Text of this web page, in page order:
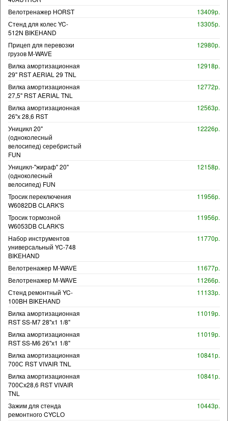
Велотренажер HORST
13409р.
Стенд для колес YC-
512N BIKEHAND
13305р.
Прицеп для перевозки
грузов M-WAVE
12980р.
Вилка амортизационная
29" RST AERIAL 29 TNL
12918р.
Вилка амортизационная
27,5" RST AERIAL TNL
12772р.
Вилка амортизационная
26"х 28,6 RST
12563р.
Уницикл 20"
(одноколесный
велосипед) серебристый
FUN
12226р.
Уницикл-"жираф" 20"
(одноколесный
велосипед) FUN
12158р.
Тросик переключения
W6082DB CLARK'S
11956р.
Тросик тормозной
W6053DB CLARK'S
11956р.
Набор инструментов
универсальный YC-748
BIKEHAND
11770р.
Велотренажер M-WAVE
11677р.
Велотренажер M-WAVE
11266р.
Стенд ремонтный YC-
100BH BIKEHAND
11133р.
Вилка амортизационная
RST SS-M7 28"х1 1/8"
11019р.
Вилка амортизационная
RST SS-M6 26"х1 1/8"
11019р.
Вилка амортизационная
700С RST VIVAIR TNL
10841р.
Вилка амортизационная
700Сх28,6 RST VIVAIR
TNL
10841р.
Зажим для стенда
ремонтного CYCLO
10443р.